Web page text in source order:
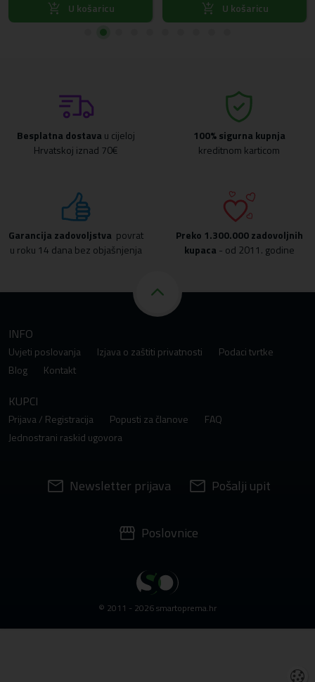
U košaricu U košaricu
Besplatna dostava u cijeloj
Hrvatskoj iznad 70€
100% sigurna kupnja
kreditnom karticom
Garancija zadovoljstva povrat
u roku 14 dana bez objašnjenja
Preko 1.300.000 zadovoljnih
kupaca - od 2011. godine
INFO
Uvjeti poslovanja Izjava o zaštiti privatnosti
Podaci tvrtke
Blog
Kontakt
KUPCI
Prijava / Registracija Popusti za članove
FAQ
Jednostrani raskid ugovora
Newsletter prijava Pošalji upit
Poslovnice
© 2011 - 2026 smartoprema.hr